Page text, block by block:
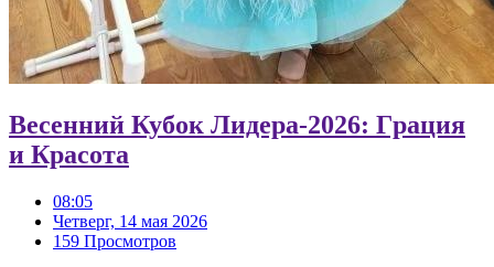
Весенний Кубок Лидера-2026: Гpaция
и Кpacoтa
08:05
Четверг, 14 мая 2026
159 Просмотров